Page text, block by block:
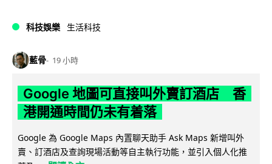
科技娛樂 生活科技
藍骨 19 小時
Google 地圖可直接叫外賣訂酒店 香
港開通時間仍未有着落
Google 為 Google Maps 內置聊天助手 Ask Maps 新增叫外
賣、訂酒店及查詢現場活動等自主執行功能，並引入個人化推